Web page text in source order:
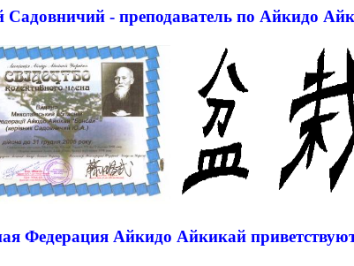
- преподаватель по Айкидо
Федерация Айкидо Айкикай